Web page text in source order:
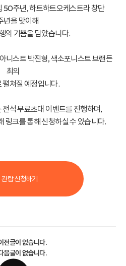
50주년,하트하트오케스트라 창단
년을 맞이해
의 기쁨을 담았습니다.
니스트 박진형, 색소포니스트 브랜든
최의
펼쳐질 예정입니다.
석 무료초대 이벤트를 진행하며,
링크를 통해 신청하실 수 있습니다.
관람 신청하기
전글이 없습니다.
음글이 없습니다.